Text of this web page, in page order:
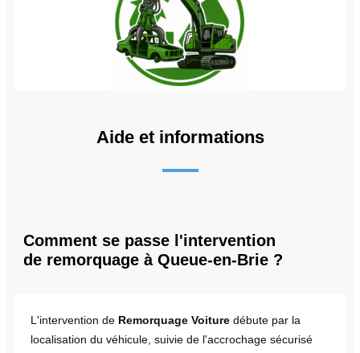
Aide et informations
Comment se passe l'intervention
de remorquage à Queue-en-Brie ?
L'intervention de Remorquage Voiture débute par la
localisation du véhicule, suivie de l'accrochage sécurisé